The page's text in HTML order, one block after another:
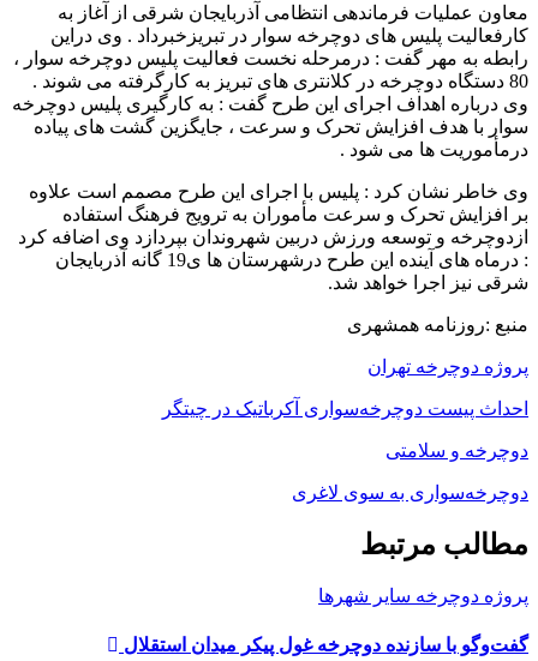
معاون عملیات فرماندهی انتظامی آذربایجان شرقی از آغاز به
کارفعالیت پلیس های دوچرخه سوار در تبریزخبرداد . وی دراین
رابطه به مهر گفت : درمرحله نخست فعالیت پلیس دوچرخه سوار ،
80 دستگاه دوچرخه در کلانتری های تبریز به کارگرفته می شوند .
وی درباره اهداف اجرای این طرح گفت : به کارگیری پلیس دوچرخه
سوار با هدف افزایش تحرک و سرعت ، جایگزین گشت های پیاده
درمأموریت ها می شود .
وی خاطر نشان کرد : پلیس با اجرای این طرح مصمم است علاوه
بر افزایش تحرک و سرعت مأموران به ترویج فرهنگ استفاده
ازدوچرخه و توسعه ورزش دربین شهروندان بپردازد وی اضافه کرد
: درماه های آینده این طرح درشهرستان ها ی19 گانه آذربایجان
شرقی نیز اجرا خواهد شد.
منبع :روزنامه همشهری
پروژه دوچرخه تهران
احداث پیست دوچرخه‌سواری آکرباتیک در چیتگر
دوچرخه و سلامتی
دوچرخه‌سواری به سوی لاغری
مطالب مرتبط
پروژه دوچرخه سایر شهرها
گفت‌وگو با سازنده دوچرخه غول پيکر ميدان استقلال